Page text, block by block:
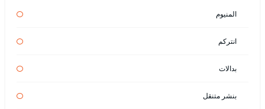
المنيوم
انتركم
بدالات
بنشر متنقل